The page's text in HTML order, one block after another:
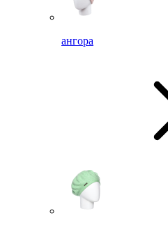
ангора